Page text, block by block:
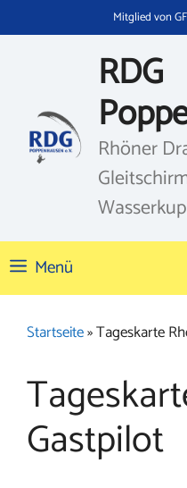
Inhalt
Mitglied von
RDG
Rhöner
Menü
Startseite»Tageskarte
Gastpilot